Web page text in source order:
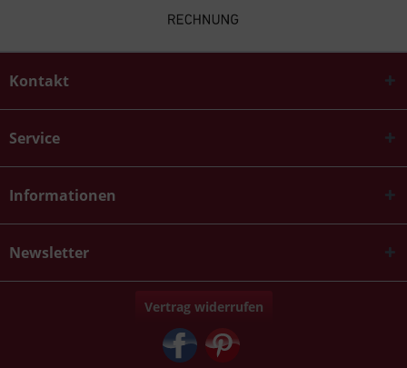
Kontakt
Service
Informationen
Newsletter
Vertrag widerrufen